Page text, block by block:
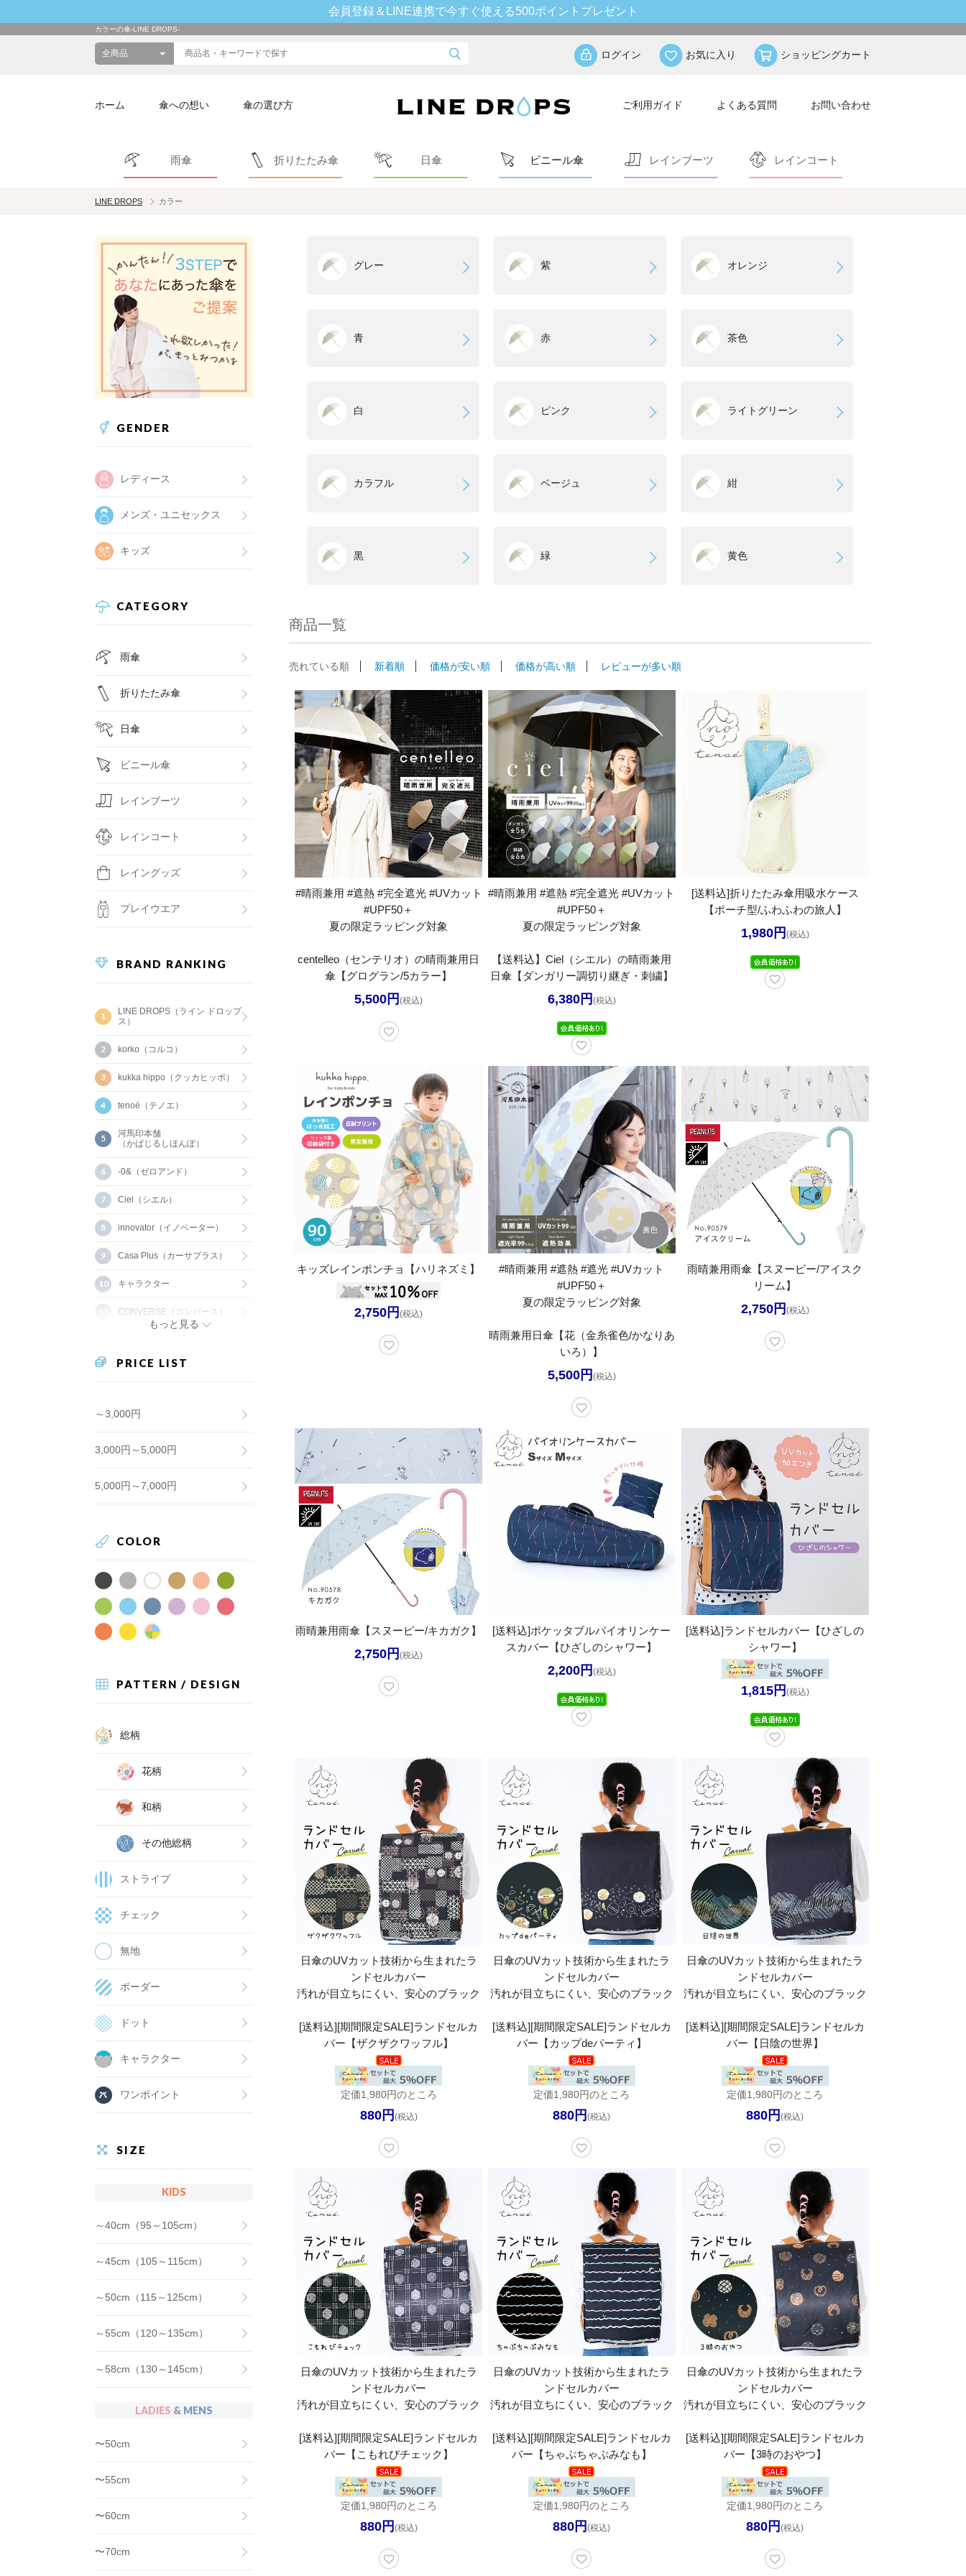
会員登録＆LINE連携で今すぐ使える500ポイントプレゼント
カラーの傘-LINE DROPS-
ログイン お気に入り ショッピングカート
ホーム 傘への想い 傘の選び方 ご利用ガイド よくある質問 お問い合わせ
雨傘 折りたたみ傘 日傘 ビニール傘 レインブーツ レインコート
LINE DROPS カラー
GENDER
レディース
メンズ・ユニセックス
キッズ
CATEGORY
雨傘
折りたたみ傘
日傘
ビニール傘
レインブーツ
レインコート
レイングッズ
プレイウエア
BRAND RANKING
LINE DROPS（ライン ドロップ
ス）
korko（コルコ）
kukka hippo（クッカヒッポ）
tenoé（テノエ）
河馬印本舗
（かばじるしほんぽ）
-0&（ゼロアンド）
Ciel（シエル）
innovator（イノベーター）
Casa Plus（カーサプラス）
キャラクター
CONVERSE（コンバース）
もっと見る
PRICE LIST
～3,000円
3,000円～5,000円
5,000円～7,000円
COLOR
PATTERN / DESIGN
総柄
花柄
和柄
その他総柄
ストライプ
チェック
無地
ボーダー
ドット
キャラクター
ワンポイント
SIZE
KIDS
～40cm（95～105cm）
～45cm（105～115cm）
～50cm（115～125cm）
～55cm（120～135cm）
～58cm（130～145cm）
LADIES & MENS
〜50cm
〜55cm
〜60cm
〜70cm
グレー 紫 オレンジ
青 赤 茶色
白 ピンク ライトグリーン
カラフル ベージュ 紺
黒 緑 黄色
商品一覧
売れている順 新着順 価格が安い順 価格が高い順 レビューが多い順
#晴雨兼用 #遮熱 #完全遮光 #UVカット
#UPF50＋
夏の限定ラッピング対象
centelleo（センテリオ）の晴雨兼用日
傘【グログラン/5カラー】
5,500円 (税込)
#晴雨兼用 #遮熱 #完全遮光 #UVカット
#UPF50＋
夏の限定ラッピング対象
【送料込】Ciel（シエル）の晴雨兼用
日傘【ダンガリー調切り継ぎ・刺繍】
6,380円 (税込)
[送料込]折りたたみ傘用吸水ケース
【ポーチ型/ふわふわの旅人】
1,980円 (税込)
キッズレインポンチョ【ハリネズミ】
2,750円 (税込)
#晴雨兼用 #遮熱 #遮光 #UVカット
#UPF50＋
夏の限定ラッピング対象
晴雨兼用日傘【花（金糸雀色/かなりあ
いろ）】
5,500円 (税込)
雨晴兼用雨傘【スヌーピー/アイスク
リーム】
2,750円 (税込)
雨晴兼用雨傘【スヌーピー/キカガク】
2,750円 (税込)
[送料込]ポケッタブルバイオリンケー
スカバー【ひざしのシャワー】
2,200円 (税込)
[送料込]ランドセルカバー【ひざしの
シャワー】
1,815円 (税込)
日傘のUVカット技術から生まれたラ
ンドセルカバー
汚れが目立ちにくい、安心のブラック
[送料込][期間限定SALE]ランドセルカ
バー【ザクザクワッフル】
定価1,980円のところ
880円 (税込)
日傘のUVカット技術から生まれたラ
ンドセルカバー
汚れが目立ちにくい、安心のブラック
[送料込][期間限定SALE]ランドセルカ
バー【カップdeパーティ】
定価1,980円のところ
880円(税込)
日傘のUVカット技術から生まれたラ
ンドセルカバー
汚れが目立ちにくい、安心のブラック
[送料込][期間限定SALE]ランドセルカ
バー【日陰の世界】
定価1,980円のところ
880円(税込)
日傘のUVカット技術から生まれたラ
ンドセルカバー
汚れが目立ちにくい、安心のブラック
[送料込][期間限定SALE]ランドセルカ
バー【こもれびチェック】
定価1,980円のところ
880円 (税込)
日傘のUVカット技術から生まれたラ
ンドセルカバー
汚れが目立ちにくい、安心のブラック
[送料込][期間限定SALE]ランドセルカ
バー【ちゃぷちゃぷみなも】
定価1,980円のところ
880円(税込)
日傘のUVカット技術から生まれたラ
ンドセルカバー
汚れが目立ちにくい、安心のブラック
[送料込][期間限定SALE]ランドセルカ
バー【3時のおやつ】
定価1,980円のところ
880円(税込)